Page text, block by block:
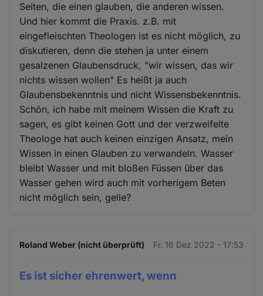
Seiten, die einen glauben, die anderen wissen.
Und hier kommt die Praxis. z.B. mit
eingefleischten Theologen ist es nicht möglich, zu
diskutieren, denn die stehen ja unter einem
gesalzenen Glaubensdruck, "wir wissen, das wir
nichts wissen wollen" Es heißt ja auch
Glaubensbekenntnis und nicht Wissensbekenntnis.
Schön, ich habe mit meinem Wissen die Kraft zu
sagen, es gibt keinen Gott und der verzweifelte
Theologe hat auch keinen einzigen Ansatz, mein
Wissen in einen Glauben zu verwandeln. Wasser
bleibt Wasser und mit bloßen Füssen über das
Wasser gehen wird auch mit vorherigem Beten
nicht möglich sein, gelle?
Roland Weber (nicht überprüft) Fr. 16 Dez 2022 - 17:53
Es ist sicher ehrenwert, wenn